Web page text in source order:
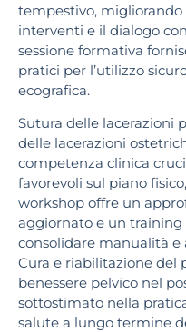
tempestivo, migliorando
interventi e il dialogo
sessione formativa
pratici per l’utilizzo
ecografica.
Sutura delle lacerazioni
delle lacerazioni
competenza clinica
favorevoli sul piano
workshop offre un
aggiornato e un training
consolidare manualità e
Cura e riabilitazione del
benessere pelvico nel
sottostimato nella
salute a lungo termine